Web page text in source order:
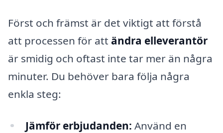
Först och främst är det viktigt att förstå
att processen för att ändra elleverantör
är smidig och oftast inte tar mer än några
minuter. Du behöver bara följa några
enkla steg:
Jämför erbjudanden: Använd en